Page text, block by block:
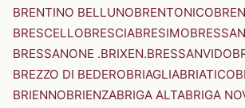
BRENTINO BELLUNOBRENTONICO
BRESCELLOBRESCIABRESIMO
BRESSANONE .BRIXEN.BRESSANVIDO
BREZZO DI BEDEROBRIAGLIABRIATICO
BRIENNOBRIENZABRIGA ALTABRIGA